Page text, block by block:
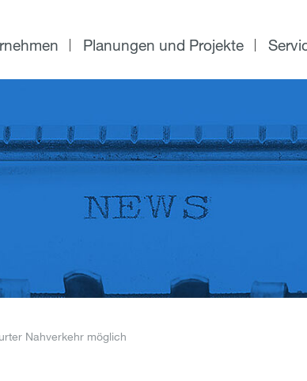
Planungen und Projekte
Nahverkehr möglich